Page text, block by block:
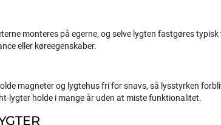
monteres på egerne, og selve lygten fastgøres
eller køreegenskaber.
magneter og lygtehus fri for snavs, så lysstyrken
lygter holde i mange år uden at miste funktionalitet.